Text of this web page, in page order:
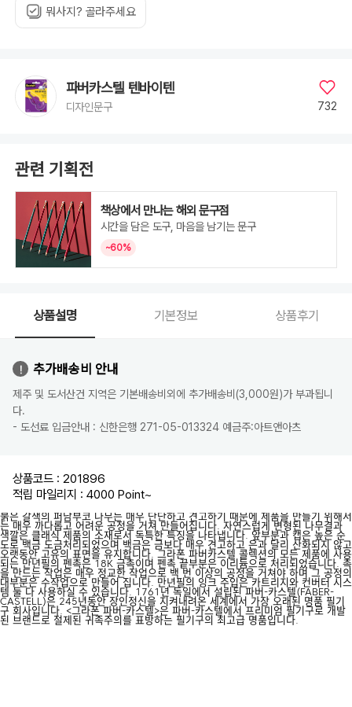
뭐사지? 골라주세요
파버카스텔 텐바이텐
디자인문구 732
관련 기획전
책상에서 만나는 해외 문구점
시간을 담은 도구, 마음을 남기는 문구
~60%
상품설명 기본정보 상품후기
추가배송비 안내
제주 및 도서산건 지역은 기본배송비외에 추가배송비(3,000원)가 부과됩니
다.
- 도선료 입금안내 : 신한은행 271-05-013324 예금주:아트앤아츠
상품코드 : 201896
적립 마일리지 : 4000 Point~
붉은 갈색의 퍼남부코 나무는 매우 단단하고 견고하기 때문에 제품을 만들기 위해서
는 매우 까다롭고 어려운 공정을 거쳐 만들어집니다. 자연스럽게 변형된 나무결과
색깔은 클래식 제품의 소재로서 독특한 특징을 나타냅니다. 앞부분과 캡은 높은 순
도로 백금 도금처리되었으며 백금은 금보다 매우 견고하고 은과 달리 산화되지 않고
오랫동안 고유의 표면을 유지합니다. 그라폰 파버카스텔 콜렉션의 모든 제품에 사용
되는 만년필의 펜촉은 18K 금촉이며 펜촉 끝부분은 이리듐으로 처리되었습니다. 촉
을 만드는 작업은 매우 정교한 작업으로 백 번 이상의 공정을 거쳐야 하며 그 공정의
대부분은 수작업으로 만들어 집니다. 만년필의 잉크 주입은 카트리지와 컨버터 시스
템 둘 다 사용하실 수 있습니다. 1761년 독일에서 설립된 파버-카스텔(FABER-
CASTELL)은 245년동안 장인정신을 지켜내려온 세계에서 가장 오래된 명품 필기
구 회사입니다. <그라폰 파버-카스텔>은 파버-카스텔에서 프리미엄 필기구로 개발
된 브랜드로 절제된 귀족주의를 표방하는 필기구의 최고급 명품입니다.